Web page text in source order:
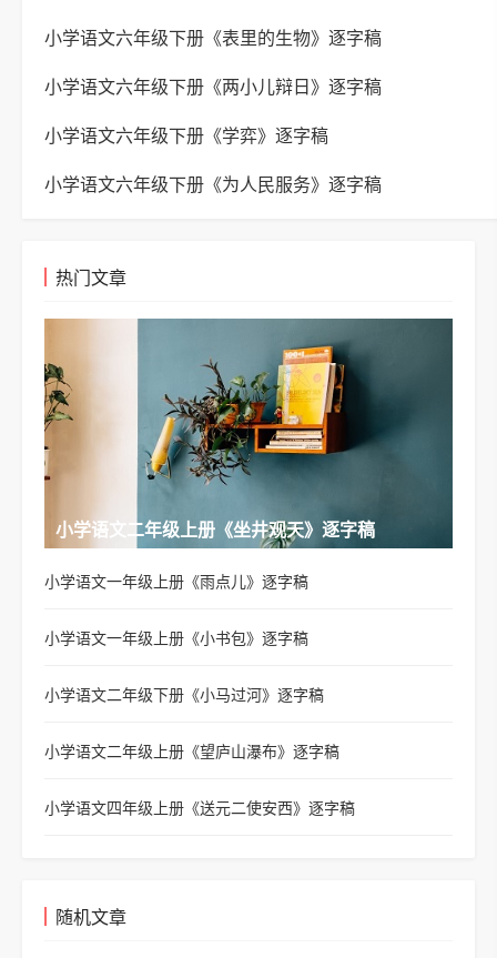
小学语文六年级下册《表里的生物》逐字稿
小学语文六年级下册《两小儿辩日》逐字稿
小学语文六年级下册《学弈》逐字稿
小学语文六年级下册《为人民服务》逐字稿
热门文章
小学语文二年级上册《坐井观天》逐字稿
小学语文一年级上册《雨点儿》逐字稿
小学语文一年级上册《小书包》逐字稿
小学语文二年级下册《小马过河》逐字稿
小学语文二年级上册《望庐山瀑布》逐字稿
小学语文四年级上册《送元二使安西》逐字稿
随机文章